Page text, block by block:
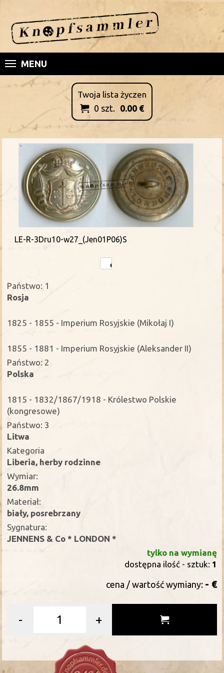
MENU
Twoja lista życzen
 0 szt. 0.00 €
LE-R-3Dru10-w27_(Jen01P06)S
Państwo: 1
Rosja
1825 - 1855 - Imperium Rosyjskie (Mikołaj I)
1855 - 1881 - Imperium Rosyjskie (Aleksander II)
Państwo: 2
Polska
1815 - 1832/1867/1918 - Królestwo Polskie
(kongresowe)
Państwo: 3
Litwa
Kategoria
Liberia, herby rodzinne
Wymiar:
26.8mm
Materiał:
biały, posrebrzany
Sygnatura:
JENNENS & Co * LONDON *
tylko na wymianę
dostępna ilość - sztuk: 1
cena / wartość wymiany: - €
- +